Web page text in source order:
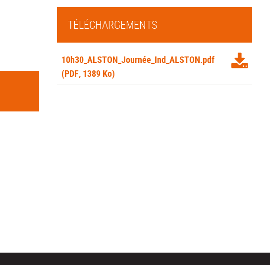
TÉLÉCHARGEMENTS
10h30_ALSTON_Journée_Ind_ALSTON.pdf
(PDF, 1389 Ko)